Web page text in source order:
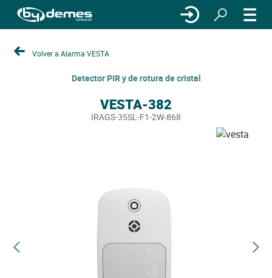
Volver a Alarma VESTA
Detector PIR y de rotura de cristal
VESTA-382
IRAGS-35SL-F1-2W-868